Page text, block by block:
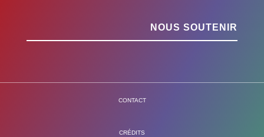
NOUS SOUTENIR
CONTACT
CRÉDITS